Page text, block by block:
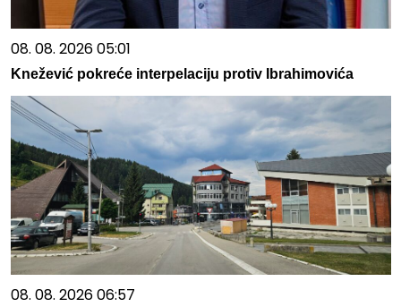
08. 08. 2026 05:01
Knežević pokreće interpelaciju protiv Ibrahimovića
08. 08. 2026 06:57